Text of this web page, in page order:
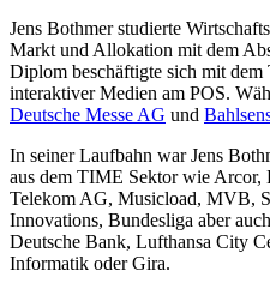
Jens Bothmer studierte
Markt und Allokation mit dem
Diplom beschäftigte sich mit
interaktiver Medien am POS.
Deutsche Messe AG und
In seiner Laufbahn war Jens
aus dem TIME Sektor wie Arcor,
Telekom AG, Musicload, MVB,
Innovations, Bundesliga aber
Deutsche Bank, Lufthansa City
Informatik oder Gira.